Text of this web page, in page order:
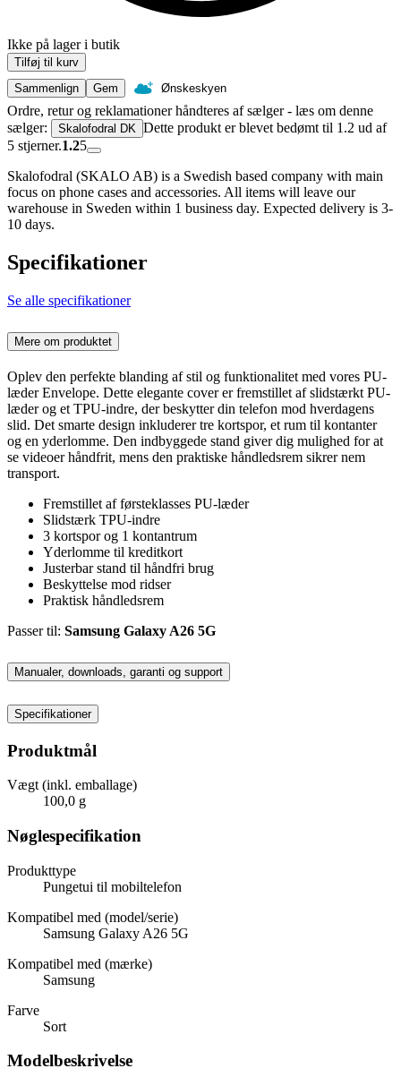
Ikke på lager i butik
Tilføj til kurv
Sammenlign
Gem Ønskeskyen
Ordre, retur og reklamationer håndteres af sælger - læs om denne
sælger:
Skalofodral DK Dette produkt er blevet bedømt til 1.2 ud af
5 stjerner.1.25
Skalofodral (SKALO AB) is a Swedish based company with main
focus on phone cases and accessories. All items will leave our
warehouse in Sweden within 1 business day. Expected delivery is 3-
10 days.
Specifikationer
Se alle specifikationer
Mere om produktet
Oplev den perfekte blanding af stil og funktionalitet med vores PU-
læder Envelope. Dette elegante cover er fremstillet af slidstærkt PU-
læder og et TPU-indre, der beskytter din telefon mod hverdagens
slid. Det smarte design inkluderer tre kortspor, et rum til kontanter
og en yderlomme. Den indbyggede stand giver dig mulighed for at
se videoer håndfrit, mens den praktiske håndledsrem sikrer nem
transport.
Fremstillet af førsteklasses PU-læder
Slidstærk TPU-indre
3 kortspor og 1 kontantrum
Yderlomme til kreditkort
Justerbar stand til håndfri brug
Beskyttelse mod ridser
Praktisk håndledsrem
Passer til: Samsung Galaxy A26 5G
Manualer, downloads, garanti og support
Specifikationer
Produktmål
Vægt (inkl. emballage)
100,0 g
Nøglespecifikation
Produkttype
Pungetui til mobiltelefon
Kompatibel med (model/serie)
Samsung Galaxy A26 5G
Kompatibel med (mærke)
Samsung
Farve
Sort
Modelbeskrivelse